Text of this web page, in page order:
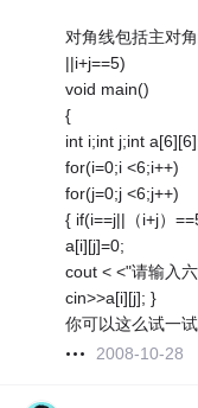
对角线包括主对
||i+j==5)
void main()
{
int i;int j;int
for(i=0;i <6;i++)
for(j=0;j <6;j++)
{ if(i==j||（i+j）
a[i][j]=0;
cout < <"请输入
cin>>a[i][j]; }
你可以这么试一试
2008-10-28